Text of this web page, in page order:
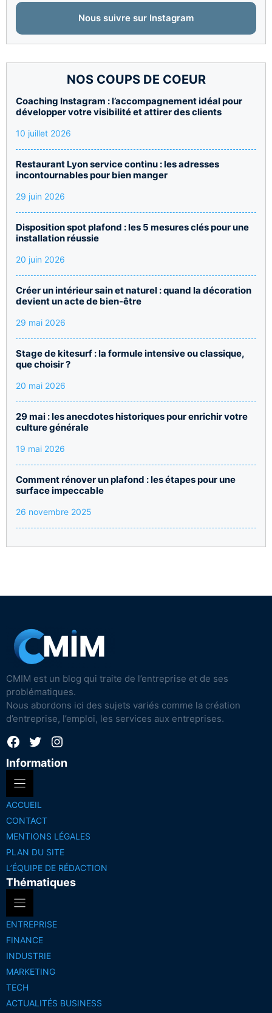
Nous suivre sur Instagram
NOS COUPS DE COEUR
Coaching Instagram : l’accompagnement idéal pour
développer votre visibilité et attirer des clients
10 juillet 2026
Restaurant Lyon service continu : les adresses
incontournables pour bien manger
29 juin 2026
Disposition spot plafond : les 5 mesures clés pour une
installation réussie
20 juin 2026
Créer un intérieur sain et naturel : quand la décoration
devient un acte de bien-être
29 mai 2026
Stage de kitesurf : la formule intensive ou classique,
que choisir ?
20 mai 2026
29 mai : les anecdotes historiques pour enrichir votre
culture générale
19 mai 2026
Comment rénover un plafond : les étapes pour une
surface impeccable
26 novembre 2025
CMIM est un blog qui traite de l’entreprise et de ses
problématiques.
Nous abordons ici des sujets variés comme la création
d’entreprise, l’emploi, les services aux entreprises.
Facebook
TwitterInstagram
Information
ACCUEIL
CONTACT
MENTIONS LÉGALES
PLAN DU SITE
L’ÉQUIPE DE RÉDACTION
Thématiques
ENTREPRISE
FINANCE
INDUSTRIE
MARKETING
TECH
ACTUALITÉS BUSINESS